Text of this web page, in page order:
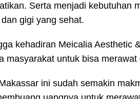
Serta menjadi kebutuhan
gigi yang sehat.
kehadiran Meicalia Aesthetic
masyarakat untuk bisa
ini sudah semakin